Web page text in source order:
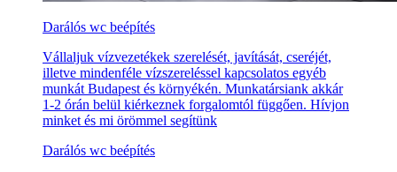
Darálós wc beépítés
Vállaljuk vízvezetékek szerelését, javítását, cseréjét,
illetve mindenféle vízszereléssel kapcsolatos egyéb
munkát Budapest és környékén. Munkatársiank akkár
1-2 órán belül kiérkeznek forgalomtól függően. Hívjon
minket és mi örömmel segítünk
Darálós wc beépítés